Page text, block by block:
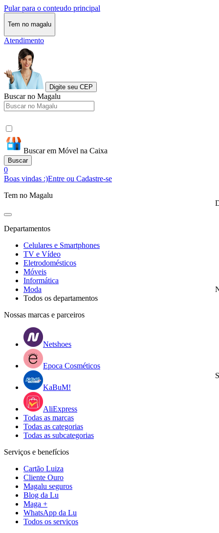
Pular para o conteudo principal
Tem no magalu
Atendimento
Digite seu CEP
Buscar no Magalu
Buscar em Móvel na Caixa
Buscar
0
Boas vindas :)Entre ou Cadastre-se
Tem no Magalu
Departamentos
Celulares e Smartphones
TV e Vídeo
Eletrodomésticos
Móveis
Informática
Moda
Todos os departamentos
Nossas marcas e parceiros
Netshoes
Epoca Cosméticos
KaBuM!
AliExpress
Todas as marcas
Todas as categorias
Todas as subcategorias
Serviços e benefícios
Cartão Luiza
Cliente Ouro
Magalu seguros
Blog da Lu
Maga +
WhatsApp da Lu
Todos os serviços